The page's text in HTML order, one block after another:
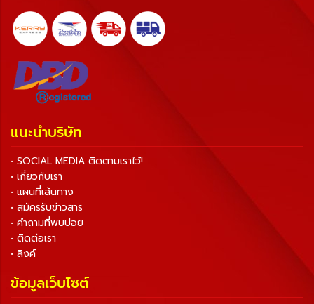
แนะนำบริษัท
• SOCIAL MEDIA ติดตามเราไว้!
• เกี่ยวกับเรา
• แผนที่เส้นทาง
• สมัครรับข่าวสาร
• คำถามที่พบบ่อย
• ติดต่อเรา
• ลิงค์
ข้อมูลเว็บไซต์